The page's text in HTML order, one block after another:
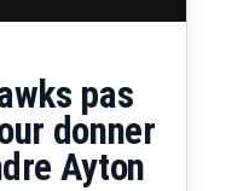
pas
donner
Ayton